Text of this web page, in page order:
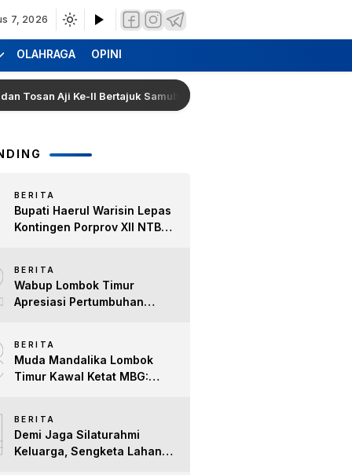
7, 2026
OLAHRAGA OPINI
Aji Ke-II Bertajuk Samuhita Sakre
BERITA
Bupati Haerul Warisin Lepas
Kontingen Porprov XII NTB
untuk Lombok Timur
BERITA
Wabup Lombok Timur
Apresiasi Pertumbuhan
Difabel
BERITA
Muda Mandalika Lombok
Timur Kawal Ketat MBG:
BERITA
Demi Jaga Silaturahmi
Keluarga, Sengketa Lahan